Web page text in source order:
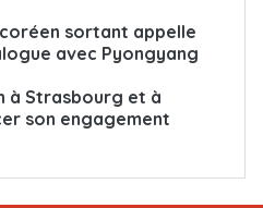
sortant appelle
avec Pyongyang
à Strasbourg et à
son engagement